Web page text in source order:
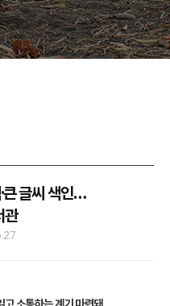
큰 글씨 색인…
관